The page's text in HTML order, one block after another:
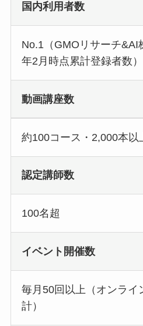
国内利用者数
No.1（GMOリサーチ&AI
年2月時点累計登録者数）
動画講座数
約100コース・2,000本以
認定講師数
100名超
イベント開催数
毎月50回以上（オンライ
計）